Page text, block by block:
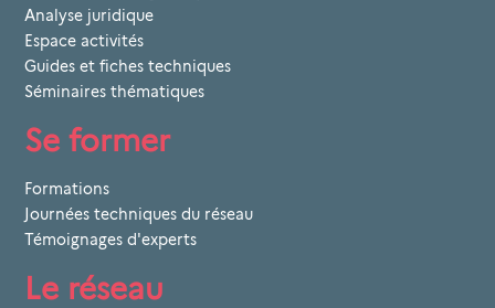
Analyse juridique
Espace activités
Guides et fiches techniques
Séminaires thématiques
Se former
Formations
Journées techniques du réseau
Témoignages d'experts
Le réseau